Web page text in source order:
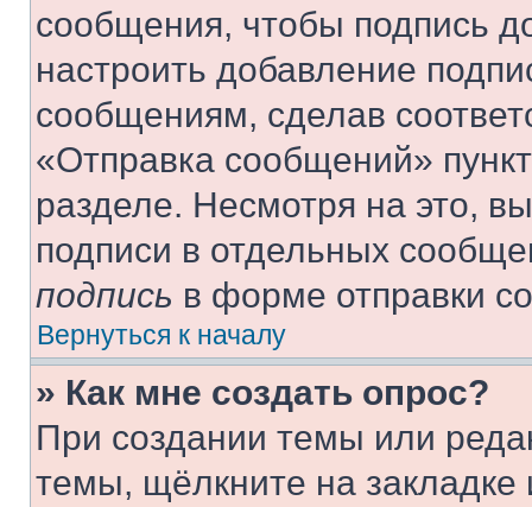
сообщения, чтобы подпись
настроить добавление
сообщениям, сделав
«Отправка сообщений»
разделе. Несмотря на это,
подписи в отдельных
подпись в форме отправки
Вернуться к началу
» Как мне создать опрос?
При создании темы или
темы, щёлкните на